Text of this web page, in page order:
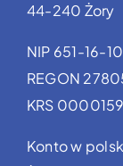
44-240 Żory
NIP 651-16-
REGON
KRS
Konto w